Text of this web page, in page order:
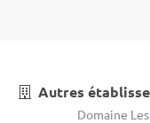
Autres
Domaine